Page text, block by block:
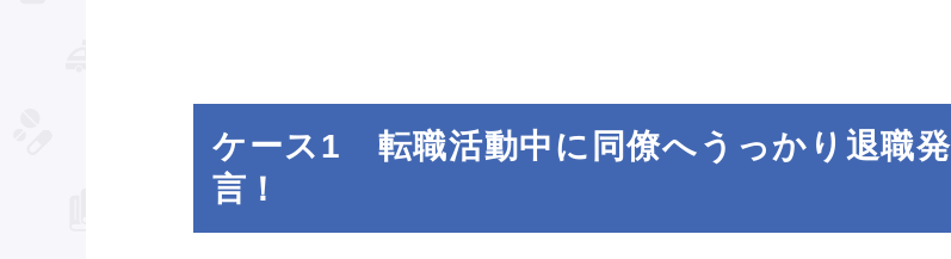
ケース1 転職活動中に同僚へうっかり退職発
言！